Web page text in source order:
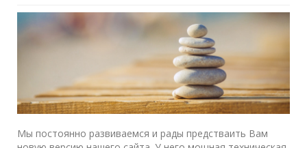
Мы постоянно развиваемся и рады предстваить Вам